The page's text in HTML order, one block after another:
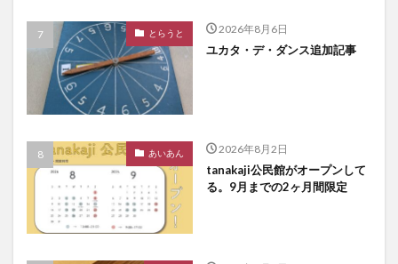
とらうと 2026年8月6日
ユカタ・デ・ダンス追加記事
あいあん 2026年8月2日
tanakaji公民館がオープンして
る。9月までの2ヶ月間限定